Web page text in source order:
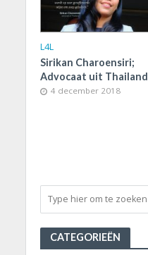
L4L
Sirikan Charoensiri;
Advocaat uit Thailand
4 december 2018
CATEGORIEËN